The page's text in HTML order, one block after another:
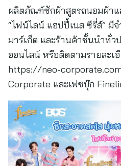
ผลิตภัณฑ์ซักผ้าสูตรถนอมผ้าแ
“ไฟน์ไลน์ แฮปปี้เนส ซีรี่ส์” มี
มาร์เก็ต และร้านค้าชั้นนำทั่ว
ออนไลน์ หรือติดตามรายละเ
https://neo-
Corporate และเฟซบุ๊ก